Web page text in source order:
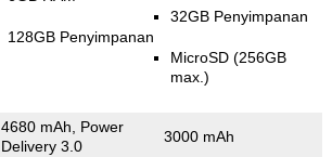
128GB Penyimpanan
32GB Penyimpanan
MicroSD (256GB
max.)
4680 mAh, Power
Delivery 3.0
3000 mAh